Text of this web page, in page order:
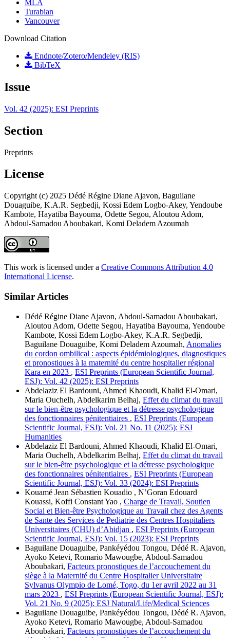
MLA
Turabian
Vancouver
Download Citation
Endnote/Zotero/Mendeley (RIS)
BibTeX
Issue
Vol. 42 (2025): ESI Preprints
Section
Preprints
License
Copyright (c) 2025 Dédé Régine Diane Ajavon, Baguilane
Douaguibe, K.A.R. Segbedji, Kossi Edem Logbo-Akey, Yendoube
Kambote, Hayatiba Bayouma, Odette Segou, Aloutou Adom,
Abdoul-Samadou Aboubakari, Komi Deladem Azoumah
This work is licensed under a Creative Commons Attribution 4.0
International License.
Similar Articles
Dédé Régine Diane Ajavon, Abdoul-Samadou Aboubakari,
Aloutou Adom, Odette Segou, Hayatiba Bayouma, Yendoube
Kambote, Kossi Edem Logbo-Akey, K.A.R. Segbedji,
Baguilane Douaguibe, Komi Deladem Azoumah, Anomalies
du cordon ombilical : aspects épidémiologiques, diagnostiques
et pronostiques à la maternité du centre hospitalier régional
Kara en 2023 , ESI Preprints (European Scientific Journal,
ESJ): Vol. 42 (2025): ESI Preprints
Abdelaziz El Bardouni, Ahmed Khaoudi, Khalid El-Omari,
Maria Ouchelh, Abdelkarim Belhaj, Effet du climat du travail
sur le bien-être psychologique et la détresse psychologique
des fonctionnaires pénitentiaires , ESI Preprints (European
Scientific Journal, ESJ): Vol. 21 No. 11 (2025): ESJ
Humanities
Abdelaziz El Bardouni, Ahmed Khaoudi, Khalid El-Omari,
Maria Ouchelh, Abdelkarim Belhaj, Effet du climat du travail
sur le bien-être psychologique et la détresse psychologique
des fonctionnaires pénitentiaires , ESI Preprints (European
Scientific Journal, ESJ): Vol. 33 (2024): ESI Preprints
Kouamé Jean Sébastien Kouadio , N’Goran Edouard
Kouassi, Koffi Constant Yao , Charge de Travail, Soutien
Social et Bien-être Psychologique au Travail chez des Agents
de Sante des Services de Pediatrie des Centres Hospitaliers
Universitaires (CHU) d’Abidjan , ESI Preprints (European
Scientific Journal, ESJ): Vol. 15 (2023): ESI Preprints
Baguilane Douaguibe, Pankéyédou Tongou, Dédé R. Ajavon,
Ayoko Ketevi, Romario Mawougbe, Abdoul-Samadou
Aboubakari, Facteurs pronostiques de l’accouchement du
siège à la Maternité du Centre Hospitalier Universitaire
Sylvanus Olympio de Lomé, Togo, du 1er avril 2022 au 31
mars 2023 , ESI Preprints (European Scientific Journal, ESJ):
Vol. 21 No. 9 (2025): ESJ Natural/Life/Medical Sciences
Baguilane Douaguibe, Pankéyédou Tongou, Dédé R. Ajavon,
Ayoko Ketevi, Romario Mawougbe, Abdoul-Samadou
Aboubakari, Facteurs pronostiques de l’accouchement du